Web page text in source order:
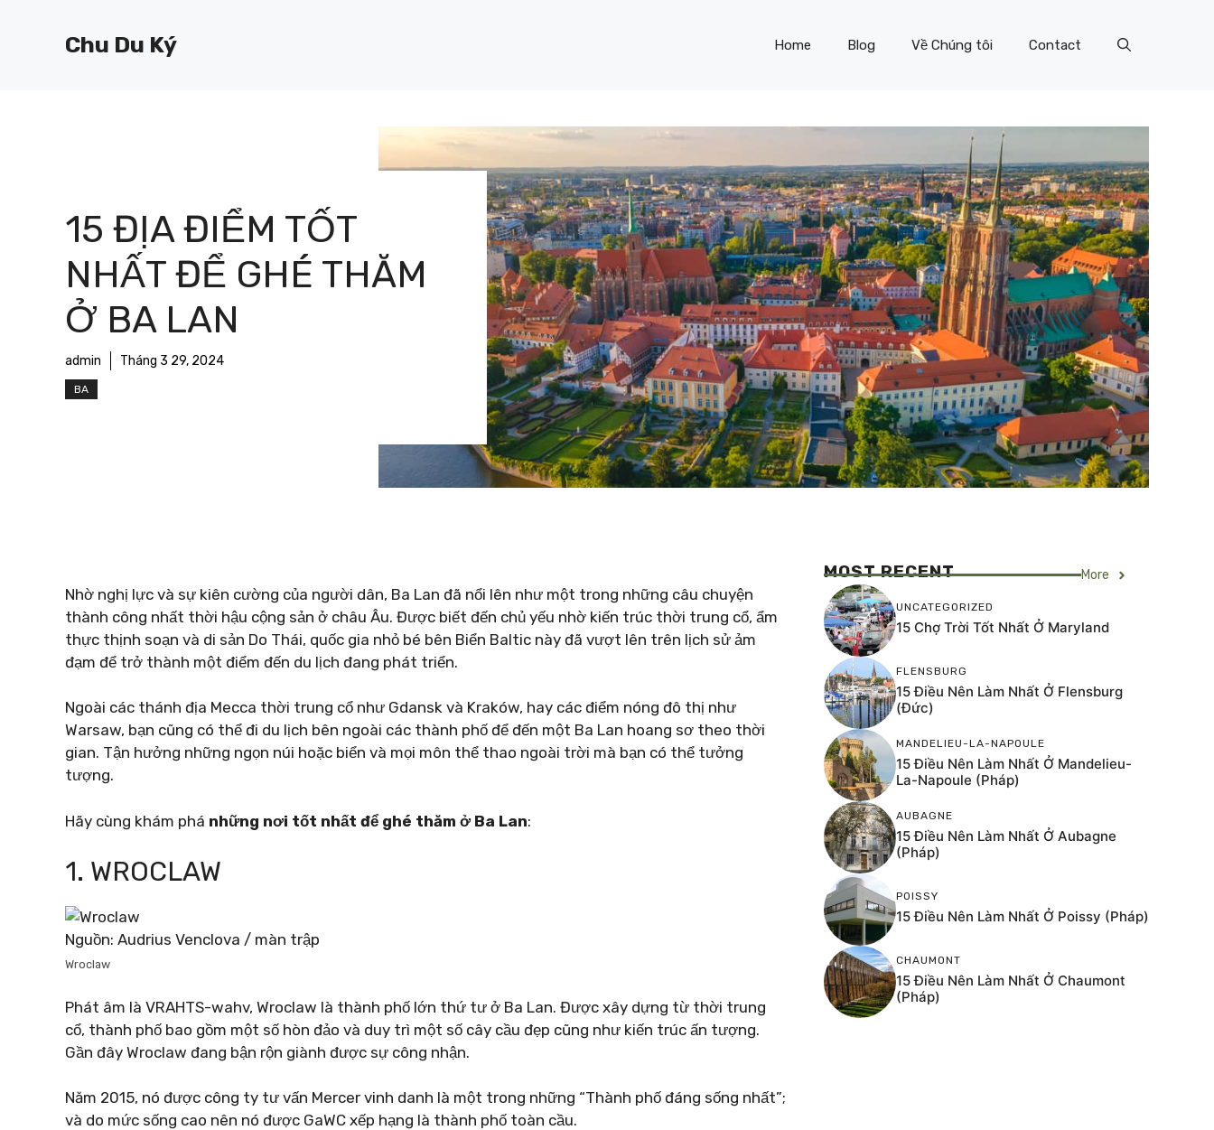
Chu Du Ký Home Blog Về Chúng tôi Contact
15 ĐỊA ĐIỂM TỐT
NHẤT ĐỂ GHÉ THĂM
Ở BA LAN
admin Tháng 3 29, 2024
BA
Nhờ nghị lực và sự kiên cường của người dân, Ba Lan đã nổi lên như một trong những câu chuyện
thành công nhất thời hậu cộng sản ở châu Âu. Được biết đến chủ yếu nhờ kiến ​​trúc thời trung cổ, ẩm
thực thịnh soạn và di sản Do Thái, quốc gia nhỏ bé bên Biển Baltic này đã vượt lên trên lịch sử ảm
đạm để trở thành một điểm đến du lịch đang phát triển.
Ngoài các thánh địa Mecca thời trung cổ như Gdansk và Kraków, hay các điểm nóng đô thị như
Warsaw, bạn cũng có thể đi du lịch bên ngoài các thành phố để đến một Ba Lan hoang sơ theo thời
gian. Tận hưởng những ngọn núi hoặc biển và mọi môn thể thao ngoài trời mà bạn có thể tưởng
tượng.
Hãy cùng khám phá những nơi tốt nhất để ghé thăm ở Ba Lan:
1. WROCLAW
Nguồn: Audrius Venclova / màn trập
Wroclaw
Phát âm là VRAHTS-wahv, Wroclaw là thành phố lớn thứ tư ở Ba Lan. Được xây dựng từ thời trung
cổ, thành phố bao gồm một số hòn đảo và duy trì một số cây cầu đẹp cũng như kiến ​​trúc ấn tượng.
Gần đây Wroclaw đang bận rộn giành được sự công nhận.
Năm 2015, nó được công ty tư vấn Mercer vinh danh là một trong những “Thành phố đáng sống nhất”;
và do mức sống cao nên nó được GaWC xếp hạng là thành phố toàn cầu.
MOST RECENT More
UNCATEGORIZED
15 Chợ Trời Tốt Nhất Ở Maryland
FLENSBURG
15 Điều Nên Làm Nhất Ở Flensburg
(Đức)
MANDELIEU-LA-NAPOULE
15 Điều Nên Làm Nhất Ở Mandelieu-
La-Napoule (Pháp)
AUBAGNE
15 Điều Nên Làm Nhất Ở Aubagne
(Pháp)
POISSY
15 Điều Nên Làm Nhất Ở Poissy (Pháp)
CHAUMONT
15 Điều Nên Làm Nhất Ở Chaumont
(Pháp)